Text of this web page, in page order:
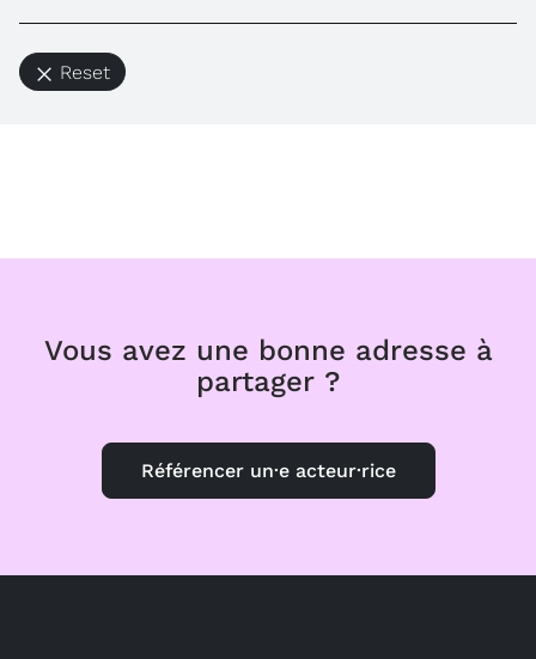
Reset
Vous avez une bonne adresse à
partager ?
Référencer un·e acteur·rice